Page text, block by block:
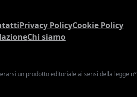
Privacy PolicyCookie Policy
Chi siamo
un prodotto editoriale ai sensi della legge n°